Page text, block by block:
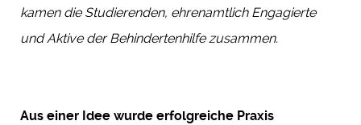
kamen die Studierenden, ehrenamtlich Engagierte
und Aktive der Behindertenhilfe zusammen.
Aus einer Idee wurde erfolgreiche Praxis